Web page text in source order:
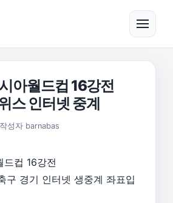
메뉴
아월드컵 16강전
스 인터넷 중계
2018년 8월 30일
작성자 barnabas
드컵 16강전
구 경기 인터넷 생중계 좌표입